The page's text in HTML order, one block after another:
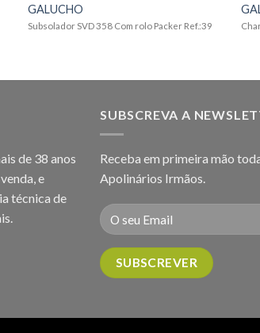
GALUCHO
Subsolador SVD 358 Com rolo Packer Ref.:39
de 38 anos
e
técnica de
SUBSCREVA A
Receba em primeira mão
Apolinários Irmãos.